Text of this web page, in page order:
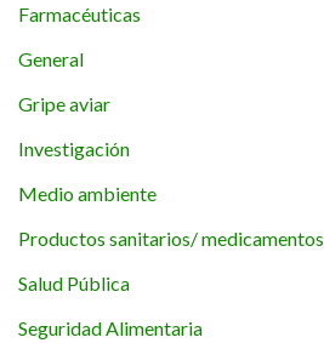
Farmacéuticas
General
Gripe aviar
Investigación
Medio ambiente
Productos sanitarios/ medicamentos
Salud Pública
Seguridad Alimentaria